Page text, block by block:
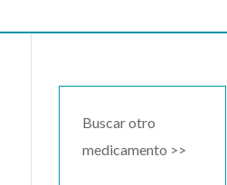
Buscar otro
medicamento >>